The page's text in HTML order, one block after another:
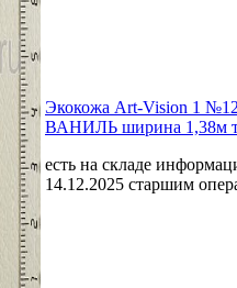
Экокожа Art-Vision 1
ВАНИЛЬ ширина 1,38м
есть на складе
14.12.2025 старшим